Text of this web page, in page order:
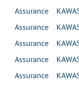
Assurance
Assurance
Assurance
Assurance
Assurance